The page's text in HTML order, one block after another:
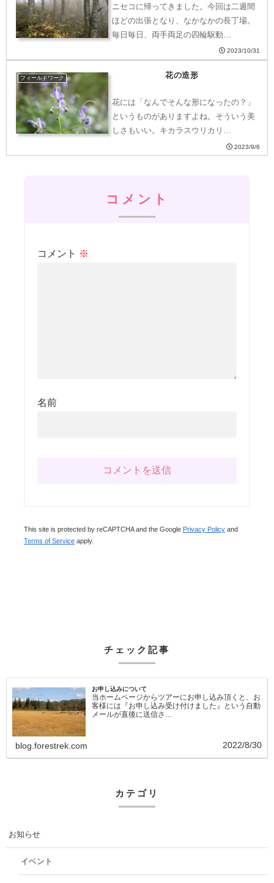
ニセコに帰ってきました。今回は二週間
ほどの出張となり、なかなかの長丁場。
毎日毎日、両手両足の四輪駆動…
2023/10/31
フィールドワーク 花の造形
花には「なんでそんな形になったの？」
というものがありますよね。そういう美
しさもいい。キカラスウリカリ…
2023/9/6
コメント
コメント ※
名前
This site is protected by reCAPTCHA and the Google Privacy Policy and
Terms of Service apply.
チェック記事
お申し込みについて
当ホームページからツアーにお申し込み頂くと、お
客様には『お申し込み受け付けました』という自動
メールが直後に送信さ…
blog.forestrek.com 2022/8/30
カテゴリ
お知らせ
イベント